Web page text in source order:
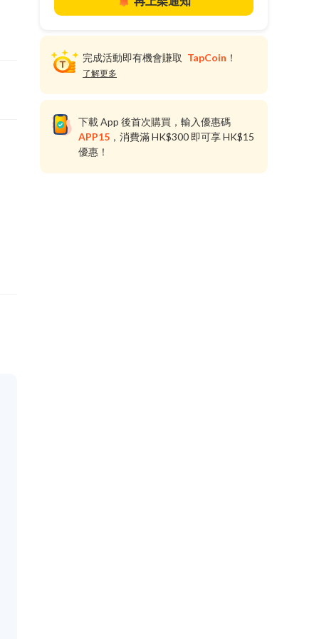
完成活動即有機會賺取 TapCoin ！
了解更多
下載 App 後首次購買，輸入優惠碼
APP15 ，消費滿 HK$300 即可享 HK$15
優惠！